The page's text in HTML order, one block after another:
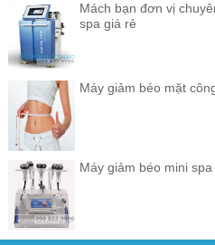
Mách bạn đơn vị
spa giá rẻ
Máy giảm béo mặt
Máy giảm béo mini